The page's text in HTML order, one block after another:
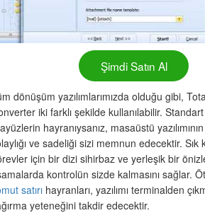
Şimdi Satın Al
dönüşüm yazılımlarımızda olduğu gibi,
iki farklı şekilde kullanılabilir.
hayranıysanız, masaüstü
ve sadeliği sizi memnun edecektir. Sık
için bir dizi sihirbaz ve yerleşik bir
kontrolün sizde kalmasını sağlar.
satırı hayranları, yazılımı terminalden
yeteneğini takdir edecektir.